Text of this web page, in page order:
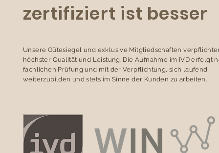
zertifiziert ist besser
Unsere Gütesiegel und exklusive Mitgliedschaften
höchster Qualität und Leistung. Die Aufnahme im IVD erfolgt
fachlichen Prüfung und mit der Verpflichtung, sich laufend
weiterzubilden und stets im Sinne der Kunden zu arbeiten.